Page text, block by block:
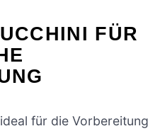
FÜR
für die Vorbereitung